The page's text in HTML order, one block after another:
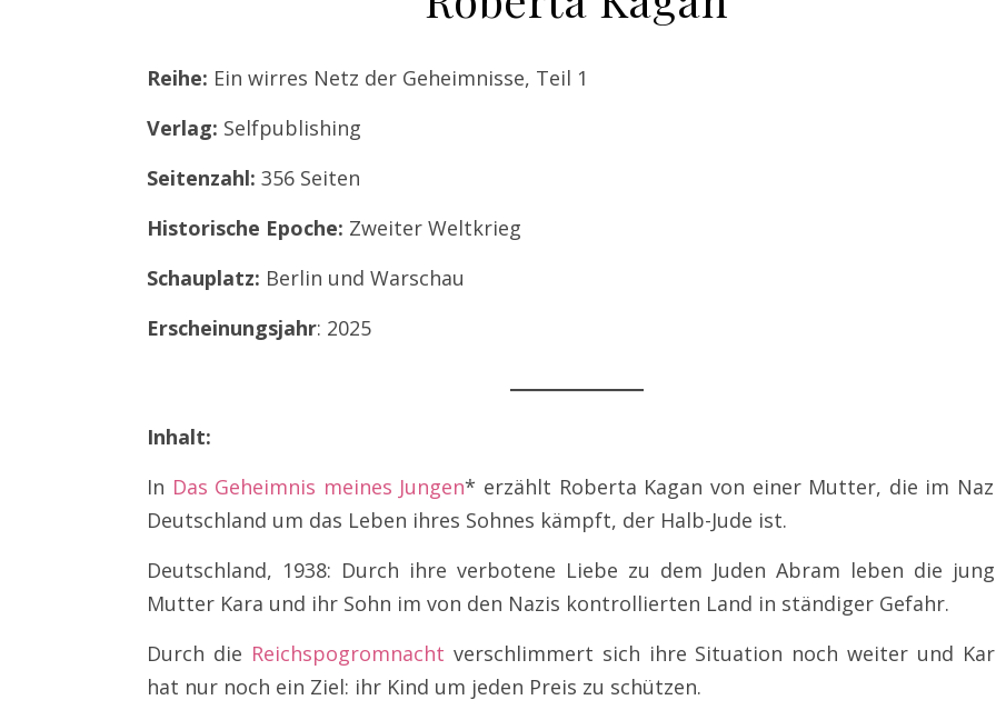
Reihe: Ein wirres Netz der Geheimnisse, Teil 1
Verlag: Selfpublishing
Seitenzahl: 356 Seiten
Historische Epoche: Zweiter Weltkrieg
Schauplatz: Berlin und Warschau
Erscheinungsjahr: 2025
Inhalt:
In Das Geheimnis meines Jungen* erzählt Roberta Kagan von einer Mutter, die im
Deutschland um das Leben ihres Sohnes kämpft, der Halb-Jude ist.
Deutschland, 1938: Durch ihre verbotene Liebe zu dem Juden Abram leben die
Mutter Kara und ihr Sohn im von den Nazis kontrollierten Land in ständiger Gefahr.
Durch die Reichspogromnacht verschlimmert sich ihre Situation noch weiter und
hat nur noch ein Ziel: ihr Kind um jeden Preis zu schützen.